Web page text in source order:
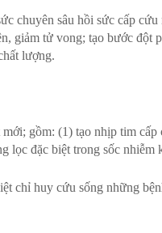
sâu hồi sức cấp cứu
giảm tử vong; tạo bước đột
lượng.
gồm: (1) tạo nhịp tim
lọc đặc biệt trong sốc nhiễm
chỉ huy cứu sống những